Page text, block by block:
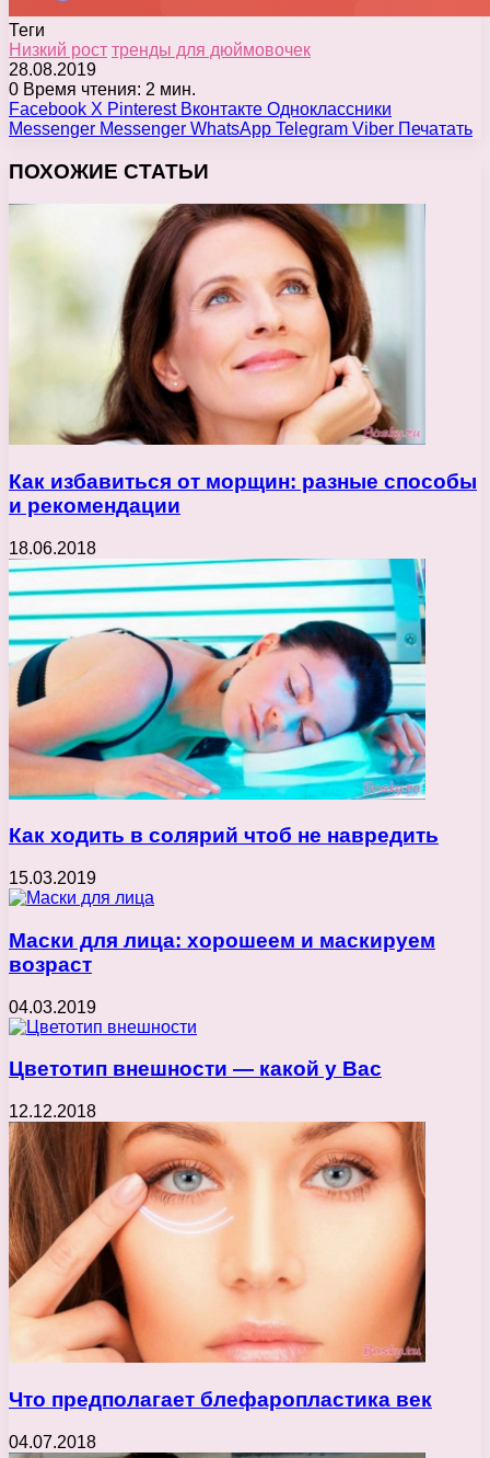
Теги
Низкий рост тренды для дюймовочек
28.08.2019
0 Время чтения: 2 мин.
Facebook X Pinterest Вконтакте Одноклассники
Messenger Messenger WhatsApp Telegram Viber Печатать
ПОХОЖИЕ СТАТЬИ
Как избавиться от морщин: разные способы
и рекомендации
18.06.2018
Как ходить в солярий чтоб не навредить
15.03.2019
Маски для лица: хорошеем и маскируем
возраст
04.03.2019
Цветотип внешности — какой у Вас
12.12.2018
Что предполагает блефаропластика век
04.07.2018